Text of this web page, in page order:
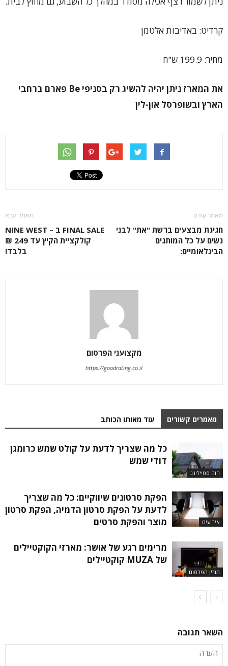
קרדיט: באדיבות אלטמן
מחיר: 199.9 ש"ח
את המארז ניתן יהיה להשיג רק בסניפי Be פארם ברחבי
הארץ ובשופרסל און-לין
מאמר קודם
חגיגת מבצעים ברשת "את" לבני
נשים על כל המותגים
הבינלאומיים:
מאמר הבא
FINAL SALE ב – NINE WEST
קולקציית הקיץ עד 249 ₪
בלבד!
מקצועני הפרסום
https://goodrating.co.il
מאמרים קשורים עוד מאותו הכותב
הום סטיילינג
כל מה שצריך לדעת על קולט שמש כרומגן
דודי שמש
אירועים
הפקת סרטונים שיווקיים: כל מה שצריך
לדעת על הפקת סרטון הדמיה, הפקת סרטון
מוצר והפקת סרטים
מגזין הפרסום
מרימים רגע של אושר: מארזי הקוקטיילים
של MUZA קוקטיילים
השאר תגובה